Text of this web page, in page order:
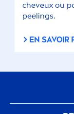
cheveux ou
peelings.
EN SAVOIR